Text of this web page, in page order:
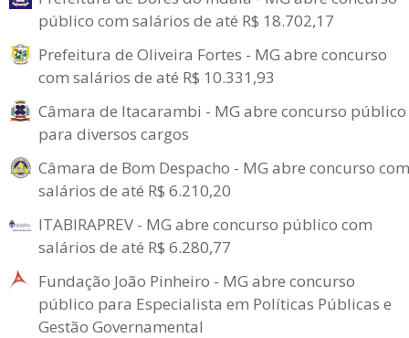
público com salários de até R$ 18.702,17
Prefeitura de Oliveira Fortes - MG abre concurso
com salários de até R$ 10.331,93
Câmara de Itacarambi - MG abre concurso público
para diversos cargos
Câmara de Bom Despacho - MG abre concurso com
salários de até R$ 6.210,20
ITABIRAPREV - MG abre concurso público com
salários de até R$ 6.280,77
Fundação João Pinheiro - MG abre concurso
público para Especialista em Políticas Públicas e
Gestão Governamental